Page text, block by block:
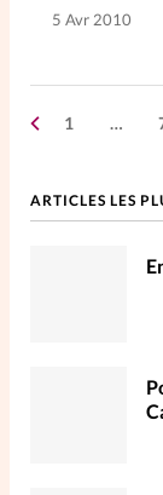
5 Avr 2010
1 …
ARTICLES LES